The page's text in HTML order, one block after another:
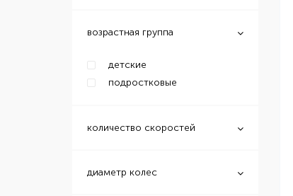
возрастная группа
детские
подростковые
количество скоростей
диаметр колес